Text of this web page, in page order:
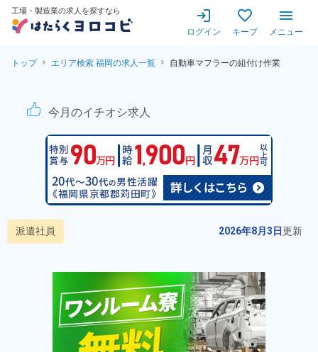
工場・製造業の求人を探すなら
ログイン キープ メニュー
トップ エリア検索 福岡の求人一覧 自動車マフラーの組付け作業
自動車マフラーの組付け作
今月のイチオシ求人
派遣社員 2026年8月3日更新